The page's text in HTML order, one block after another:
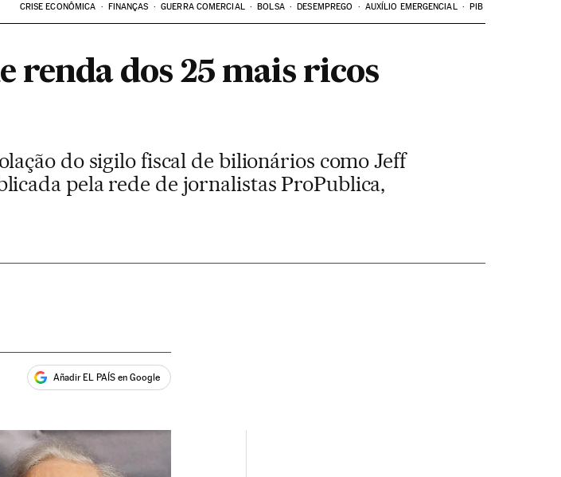
CRISE ECONÔMICA FINANÇAS GUERRA COMERCIAL BOLSA DESEMPREGO AUXÍLIO EMERGENCIAL PIB
renda dos 25 mais ricos
do sigilo fiscal de bilionários como Jeff
pela rede de jornalistas ProPublica,
Añadir EL PAÍS en Google